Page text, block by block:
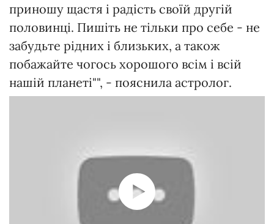
приношу щастя і радість своїй другій
половинці. Пишіть не тільки про себе - не
забудьте рідних і близьких, а також
побажайте чогось хорошого всім і всій
нашій планеті"", - пояснила астролог.